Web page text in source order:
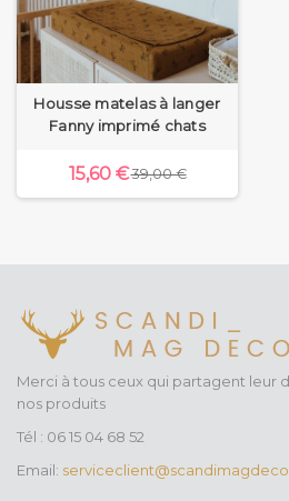
Housse matelas à langer
Fanny imprimé chats
15,60 €39,00 €
Merci à tous ceux qui partagent leur
nos produits
Tél : 06 15 04 68 52
Email: